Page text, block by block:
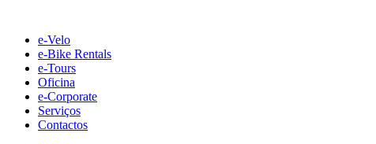
contente-Velo
e-Bike Rentals
e-Tours
Oficina
e-Corporate
Serviços
Contactos